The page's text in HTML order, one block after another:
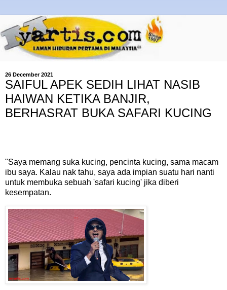
26 December 2021
SAIFUL APEK SEDIH LIHAT NASIB
HAIWAN KETIKA BANJIR,
BERHASRAT BUKA SAFARI KUCING
"Saya memang suka kucing, pencinta kucing, sama macam
ibu saya. Kalau nak tahu, saya ada impian suatu hari nanti
untuk membuka sebuah 'safari kucing' jika diberi
kesempatan.